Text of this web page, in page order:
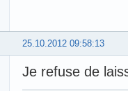
25.10.2012 09:58:13
Je refuse de